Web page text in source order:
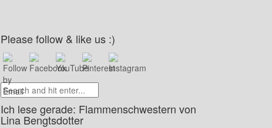
Please follow & like us :)
Ich lese gerade: Flammenschwestern von
Lina Bengtsdotter